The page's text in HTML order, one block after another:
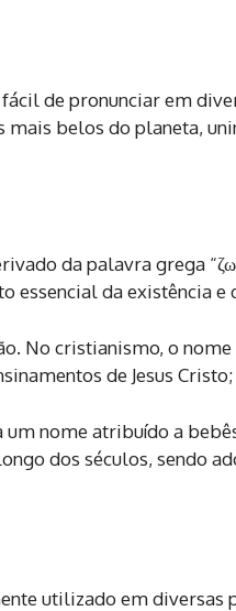
de pronunciar em
mais belos do planeta,
da palavra grega
essencial da existência
No cristianismo, o
de Jesus Cristo;
um nome atribuído a
dos séculos, sendo
utilizado em diversas